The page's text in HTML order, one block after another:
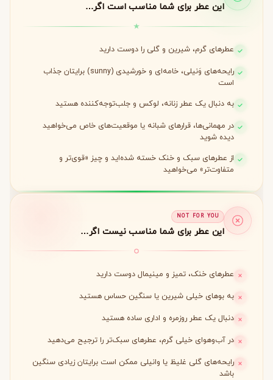
این عطر برای شما مناسب است اگر…
عطرهای گرم، شیرین و گلی را دوست دارید
رایحه‌های وَنیلی، خامه‌ای و خورشیدی (sunny) برایتان جذاب
است
به دنبال یک عطر زنانه، لوکس و جلب‌توجه‌کننده هستید
در مهمانی‌ها، قرارهای شبانه یا موقعیت‌های خاص می‌خواهید
دیده شوید
از عطرهای سبک و خنک خسته شده‌اید و چیز «قوی‌تر و
متفاوت‌تر» می‌خواهید
NOT FOR YOU
این عطر برای شما مناسب نیست اگر…
عطرهای خنک، تمیز و مینیمال دوست دارید
به بوهای خیلی شیرین یا سنگین حساس هستید
دنبال یک عطر روزمره و اداری ساده هستید
در آب‌وهوای خیلی گرم، عطرهای سبک‌تر را ترجیح می‌دهید
رایحه‌های گلی غلیظ یا وانیلی ممکن است برایتان زیادی سنگین
باشد